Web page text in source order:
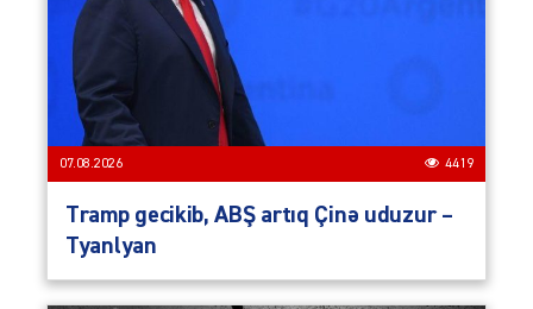
07.08.2026 4419
Tramp gecikib, ABŞ artıq Çinə uduzur –
Tyanlyan